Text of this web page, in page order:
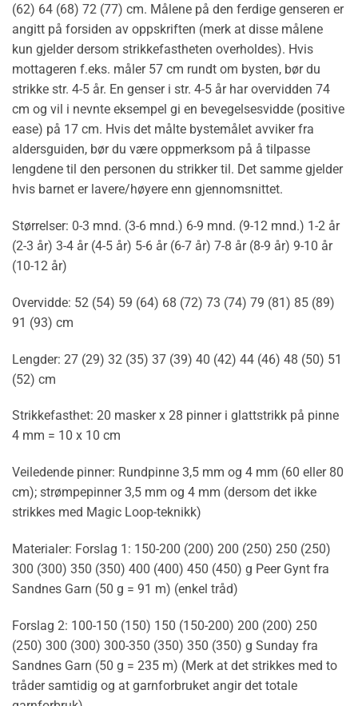
(62) 64 (68) 72 (77) cm. Målene på den ferdige genseren er
angitt på forsiden av oppskriften (merk at disse målene
kun gjelder dersom strikkefastheten overholdes). Hvis
mottageren f.eks. måler 57 cm rundt om bysten, bør du
strikke str. 4-5 år. En genser i str. 4-5 år har overvidden 74
cm og vil i nevnte eksempel gi en bevegelsesvidde (positive
ease) på 17 cm. Hvis det målte bystemålet avviker fra
aldersguiden, bør du være oppmerksom på å tilpasse
lengdene til den personen du strikker til. Det samme gjelder
hvis barnet er lavere/høyere enn gjennomsnittet.
Størrelser: 0-3 mnd. (3-6 mnd.) 6-9 mnd. (9-12 mnd.) 1-2 år
(2-3 år) 3-4 år (4-5 år) 5-6 år (6-7 år) 7-8 år (8-9 år) 9-10 år
(10-12 år)
Overvidde: 52 (54) 59 (64) 68 (72) 73 (74) 79 (81) 85 (89)
91 (93) cm
Lengder: 27 (29) 32 (35) 37 (39) 40 (42) 44 (46) 48 (50) 51
(52) cm
Strikkefasthet: 20 masker x 28 pinner i glattstrikk på pinne
4 mm = 10 x 10 cm
Veiledende pinner: Rundpinne 3,5 mm og 4 mm (60 eller 80
cm); strømpepinner 3,5 mm og 4 mm (dersom det ikke
strikkes med Magic Loop-teknikk)
Materialer: Forslag 1: 150-200 (200) 200 (250) 250 (250)
300 (300) 350 (350) 400 (400) 450 (450) g Peer Gynt fra
Sandnes Garn (50 g = 91 m) (enkel tråd)
Forslag 2: 100-150 (150) 150 (150-200) 200 (200) 250
(250) 300 (300) 300-350 (350) 350 (350) g Sunday fra
Sandnes Garn (50 g = 235 m) (Merk at det strikkes med to
tråder samtidig og at garnforbruket angir det totale